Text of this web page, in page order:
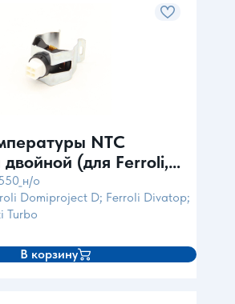
NTC
(для Ferroli,
о
Domiproject D; Ferroli Divatop;
Turbo
В корзину